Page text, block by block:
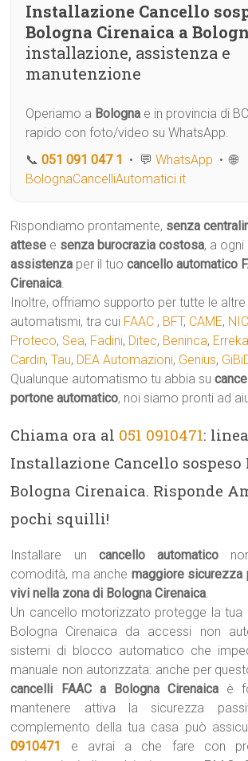
Installazione Cancello
Bologna Cirenaica a
installazione, assistenza e
manutenzione
Operiamo a Bologna e in provincia di
rapido con foto/video su WhatsApp.
📞051 091 047 1 • 💬WhatsApp • 🌐
BolognaCancelliAutomatici.it
Rispondiamo prontamente, senza
attese e senza burocrazia costosa, a
assistenza per il tuocancello automatico
Cirenaica.
Inoltre, offriamo supporto per tutte le
automatismi, tra cui FAAC , BFT, CAME,
Proteco, Sea, Fadini, Ditec, Beninca, Erreka
Cardin,Tau, DEA Automazioni, Genius,
Qualunque automatismo tu abbia su
portone automatico, noi siamo pronti ad
Chiama ora al 051 0910471:
Installazione Cancello sospeso
Bologna Cirenaica. Risponde
pochi squilli!
Installare un cancello automatico
comodità, ma anche maggiore sicurezza
vivi nella zona di Bologna Cirenaica.
Un cancello motorizzato protegge la tua
Bologna Cirenaica da accessi non
sistemi di blocco automatico che
manuale non autorizzata: anche per
cancelli FAAC a Bologna Cirenaica è
mantenere attiva la sicurezza
complemento della tua casa può
0910471
e avrai a che fare con